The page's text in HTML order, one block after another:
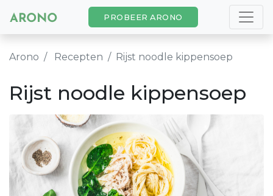
PROBEER ARONO
Arono Recepten Rijst noodle kippensoep
Rijst noodle kippensoep